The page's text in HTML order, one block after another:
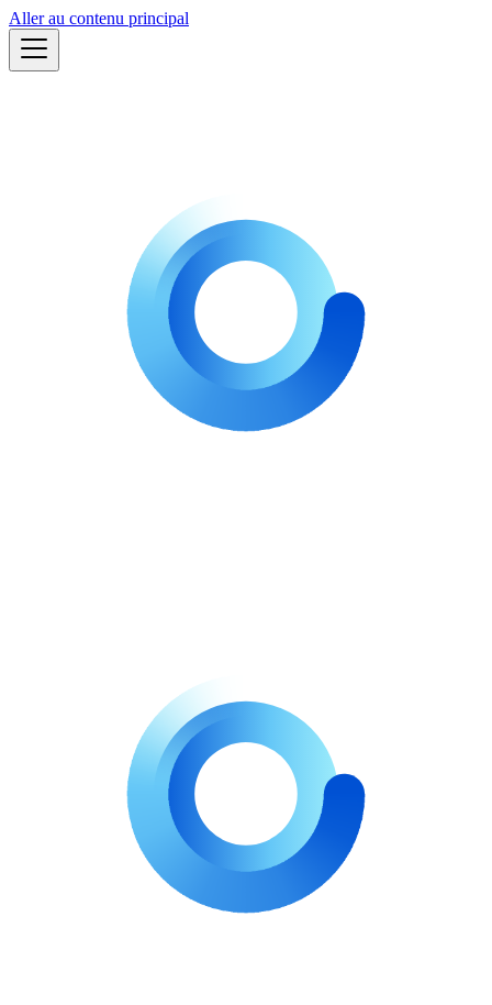
Aller au contenu principal